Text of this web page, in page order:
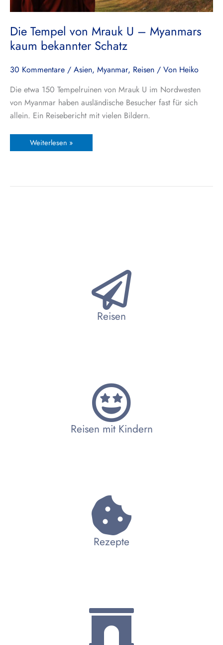
Die Tempel von Mrauk U – Myanmars
kaum bekannter Schatz
30 Kommentare / Asien, Myanmar, Reisen / Von Heiko
Die etwa 150 Tempelruinen von Mrauk U im Nordwesten
von Myanmar haben ausländische Besucher fast für sich
allein. Ein Reisebericht mit vielen Bildern.
Weiterlesen »
Reisen
Reisen mit Kindern
Rezepte